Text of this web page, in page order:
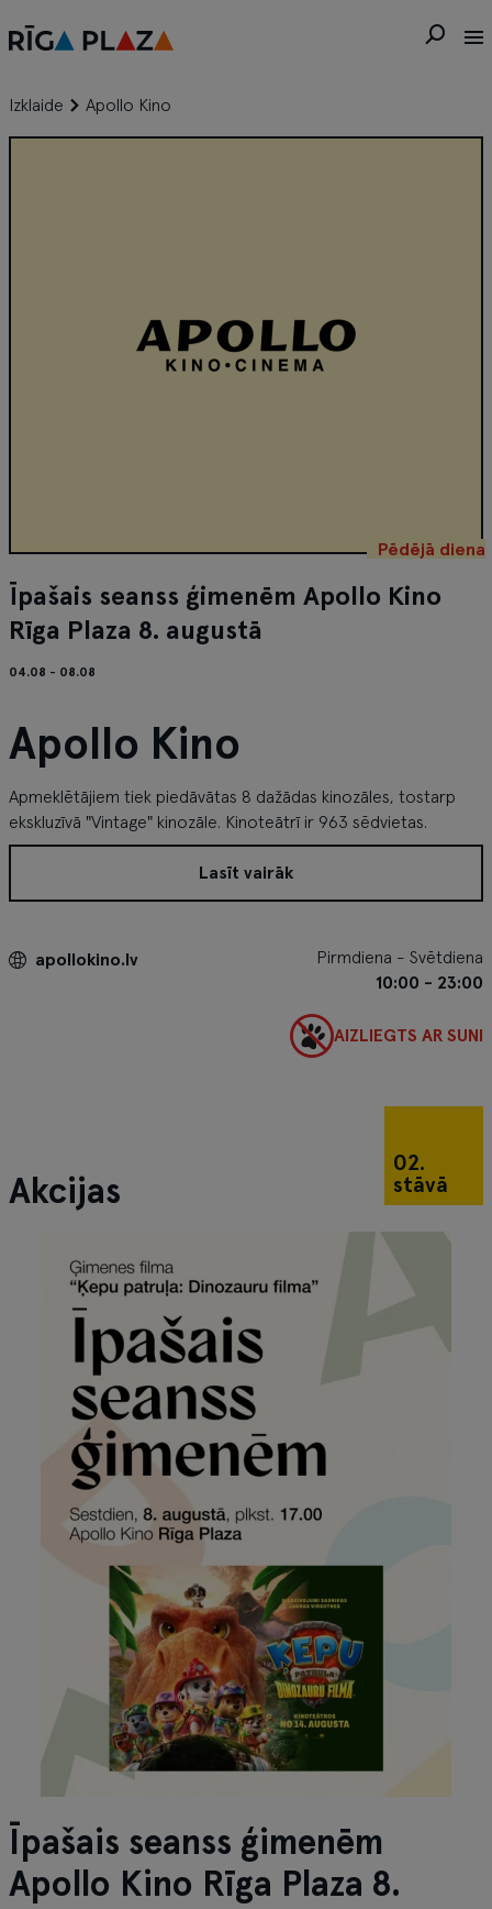
Izklaide Apollo Kino
Pēdējā diena
Īpašais seanss ģimenēm Apollo Kino
Rīga Plaza 8. augustā
04.08 - 08.08
Apollo Kino
Apmeklētājiem tiek piedāvātas 8 dažādas kinozāles, tostarp
ekskluzīvā "Vintage" kinozāle. Kinoteātrī ir 963 sēdvietas.
Lasīt vairāk
apollokino.lv
Pirmdiena - Svētdiena
10:00 - 23:00
AIZLIEGTS AR SUNI
02.
stāvā
Akcijas
Īpašais seanss ģimenēm
Apollo Kino Rīga Plaza 8.